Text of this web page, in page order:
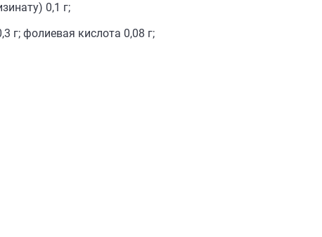
0,1 г;
г; фолиевая кислота 0,08 г;